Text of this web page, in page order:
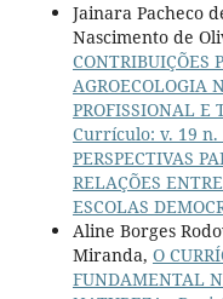
Jainara Pacheco
Nascimento de
CONTRIBUIÇÕES
AGROECOLOGIA
PROFISSIONAL E
Currículo: v. 19 n.
PERSPECTIVAS
RELAÇÕES
ESCOLAS
Aline Borges
Miranda, O
FUNDAMENTAL